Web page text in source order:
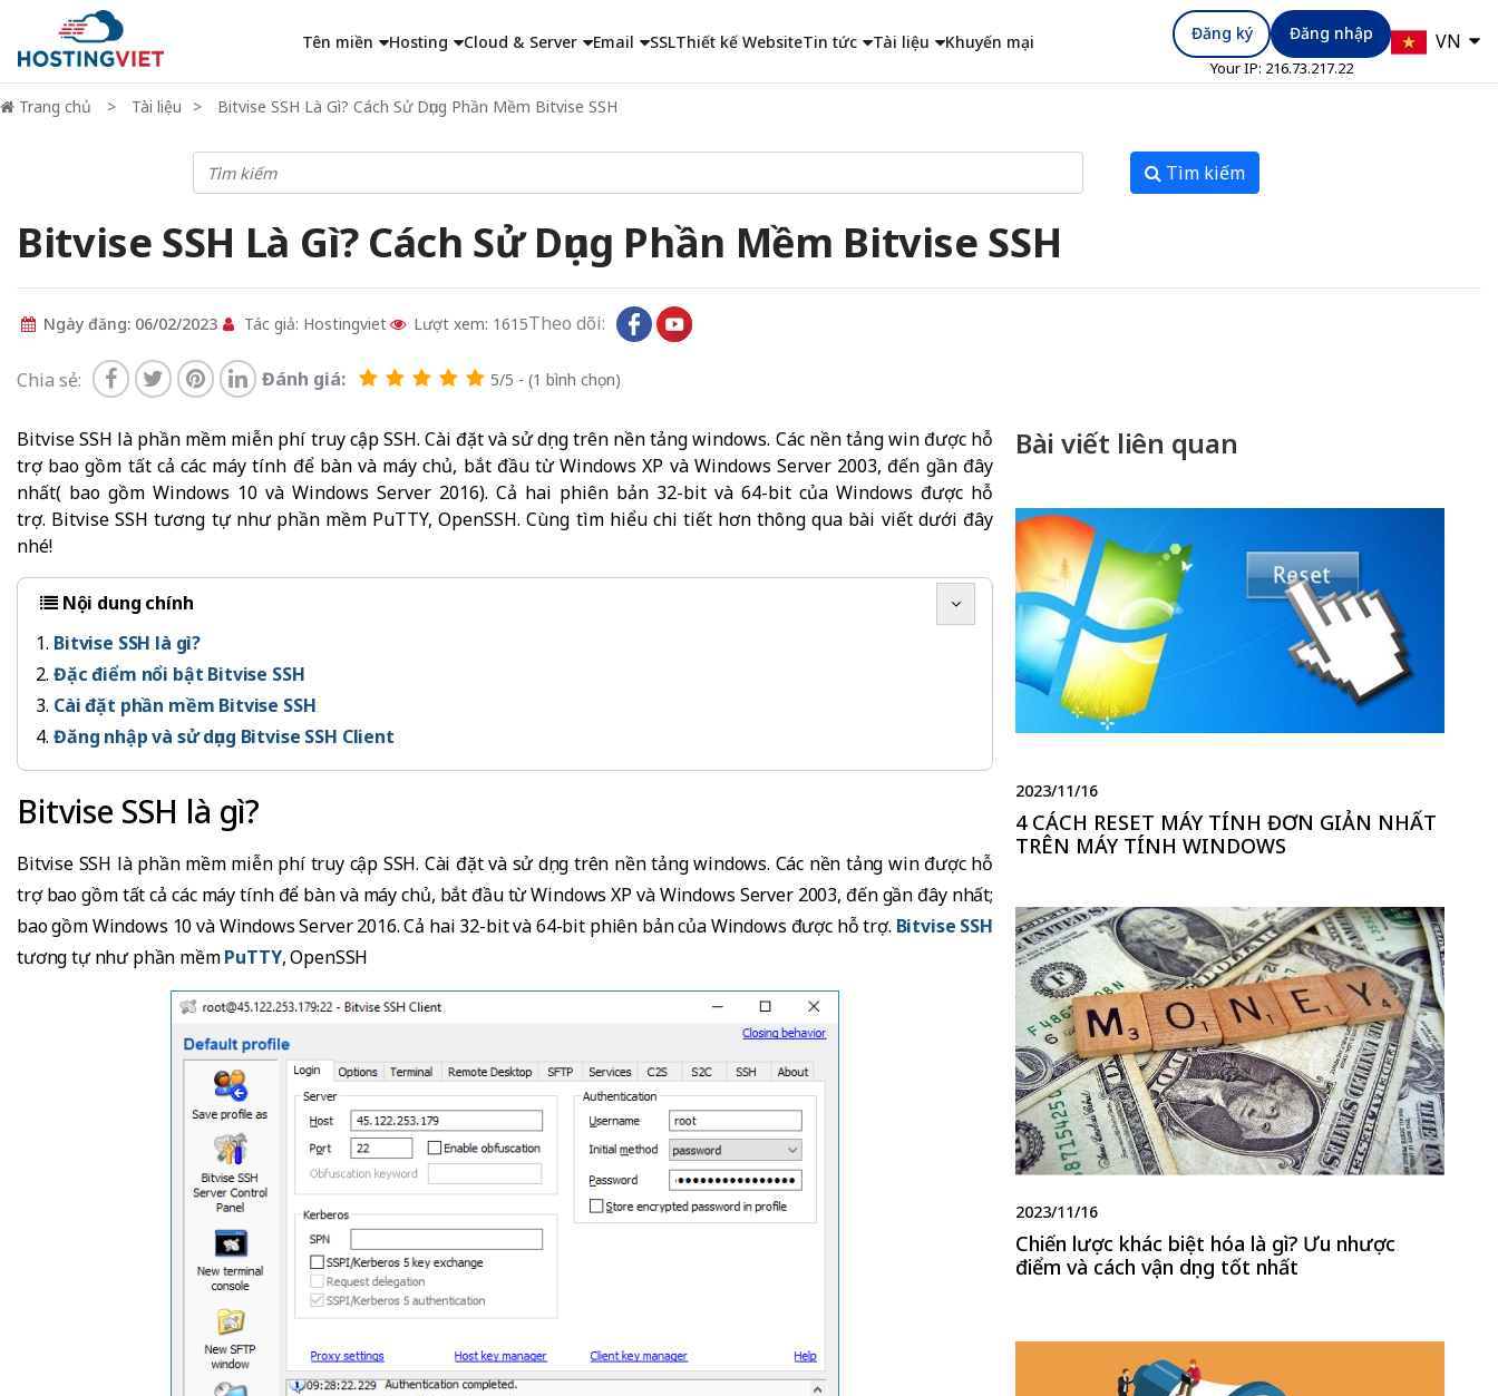
Tên miền Hosting Cloud & Server Email SSLThiết kế WebsiteTin tức Tài liệu Khuyến mại Đăng ký Đăng nhập
Your IP: 216.73.217.22
VN
Trang chủ Tài liệu Bitvise SSH Là Gì? Cách Sử Dụng Phần Mềm Bitvise SSH
Tìm kiếm
Bitvise SSH Là Gì? Cách Sử Dụng Phần Mềm Bitvise SSH
Ngày đăng: 06/02/2023 Tác giả: Hostingviet Lượt xem: 1615Theo dõi:
Chia sẻ: Đánh giá: 5/5 - (1 bình chọn)
Bitvise SSH là phần mềm miễn phí truy cập SSH. Cài đặt và sử dụng trên nền tảng windows. Các nền tảng win được hỗ
trợ bao gồm tất cả các máy tính để bàn và máy chủ, bắt đầu từ Windows XP và Windows Server 2003, đến gần đây
nhất( bao gồm Windows 10 và Windows Server 2016). Cả hai phiên bản 32-bit và 64-bit của Windows được hỗ
trợ. Bitvise SSH tương tự như phần mềm PuTTY, OpenSSH. Cùng tìm hiểu chi tiết hơn thông qua bài viết dưới đây
nhé!
Nội dung chính
Bitvise SSH là gì?
Đặc điểm nổi bật Bitvise SSH
Cài đặt phần mềm Bitvise SSH
Đăng nhập và sử dụng Bitvise SSH Client
Bitvise SSH là gì?
Bitvise SSH là phần mềm miễn phí truy cập SSH. Cài đặt và sử dụng trên nền tảng windows. Các nền tảng win được hỗ
trợ bao gồm tất cả các máy tính để bàn và máy chủ, bắt đầu từ Windows XP và Windows Server 2003, đến gần đây nhất;
bao gồm Windows 10 và Windows Server 2016. Cả hai 32-bit và 64-bit phiên bản của Windows được hỗ trợ. Bitvise SSH
tương tự như phần mềmPuTTY, OpenSSH
Bài viết liên quan
2023/11/16
4 CÁCH RESET MÁY TÍNH ĐƠN GIẢN NHẤT
TRÊN MÁY TÍNH WINDOWS
2023/11/16
Chiến lược khác biệt hóa là gì? Ưu nhược
điểm và cách vận dụng tốt nhất